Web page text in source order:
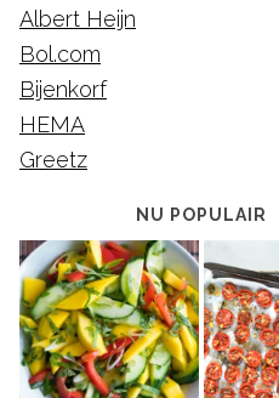
Albert Heijn
Bol.com
Bijenkorf
HEMA
Greetz
NU POPULAIR